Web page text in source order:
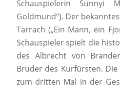
Schauspielerin Sunnyi
Goldmund“). Der
Tarrach („Ein Mann, ein
Schauspieler spielt die
des Albrecht von
Bruder des Kurfürsten.
zum dritten Mal in der